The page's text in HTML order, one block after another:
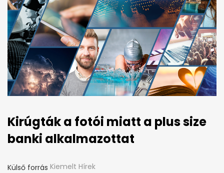
Kirúgták a fotói miatt a plus size
banki alkalmazottat
Külső forrás Kiemelt Hírek